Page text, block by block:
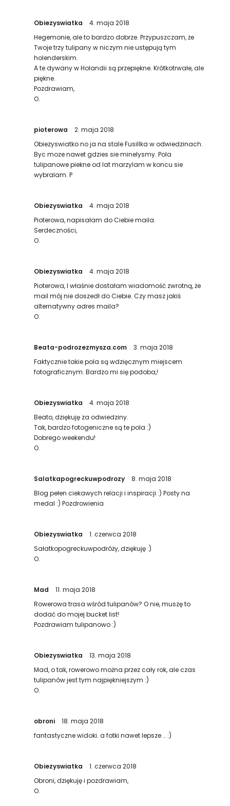
Obiezyswiatka
4. maja 2018
Hegemonie, ale to bardzo dobrze. Przypuszczam, że
Twoje trzy tulipany w niczym nie ustępują tym
holenderskim.
A te dywany w Holandii są przepiękne. Krótkotrwałe, ale
piękne.
Pozdrawiam,
O.
pioterowa
2. maja 2018
Obiezyswiatko no ja na stale Fusillka w odwiedzinach.
Byc moze nawet gdzies sie minelysmy. Pola
tulipanowe piekne od lat marzylam w koncu sie
wybralam. P
Obiezyswiatka
4. maja 2018
Pioterowa, napisałam do Ciebie maila.
Serdeczności,
O.
Obiezyswiatka
4. maja 2018
Pioterowa, I właśnie dostałam wiadomość zwrotną, że
mail mój nie doszedł do Ciebie. Czy masz jakiś
alternatywny adres maila?
O.
Beata-podrozezmysza.com
3. maja 2018
Faktycznie takie pola są wdzięcznym miejscem
fotograficznym. Bardzo mi się podoba,!
Obiezyswiatka
4. maja 2018
Beato, dziękuję za odwiedziny.
Tak, bardzo fotogeniczne są te pola :)
Dobrego weekendu!
O.
Salatkapogreckuwpodrozy
8. maja 2018
Blog pełen ciekawych relacji i inspiracji :) Posty na
medal :) Pozdrowienia
Obiezyswiatka
1. czerwca 2018
Sałatkopogreckuwpodróży, dziękuję :)
O.
Mad
11. maja 2018
Rowerowa trasa wśród tulipanów? O nie, muszę to
dodać do mojej bucket list!
Pozdrawiam tulipanowo :)
Obiezyswiatka
13. maja 2018
Mad, o tak, rowerowo można przez cały rok, ale czas
tulipanów jest tym najpiękniejszym :)
O.
obroni
18. maja 2018
fantastyczne widoki. a fotki nawet lepsze … :)
Obiezyswiatka
1. czerwca 2018
Obroni, dziękuję i pozdrawiam,
O.